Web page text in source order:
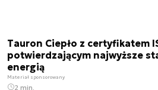
Tauron Ciepło z certyfikatem
potwierdzającym najwyższe
energią
Materiał sponsorowany
2 min.